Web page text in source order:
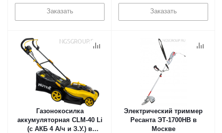
Заказать Заказать
Газонокосилка
аккумуляторная CLM-40 Li
(с АКБ 4 А/ч и З.У.) в
Электрический триммер
Ресанта ЭТ-1700НВ в
Москве